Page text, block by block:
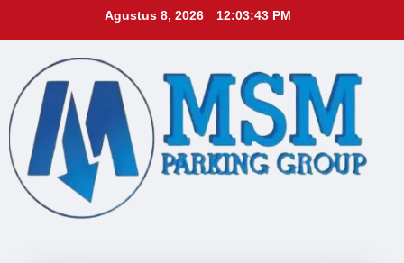
Agustus 8, 2026 12:03:45 PM